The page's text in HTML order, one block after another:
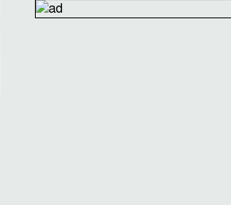
কোটি টাকার মৃত্যু ভাতার লোভে সেনাদের